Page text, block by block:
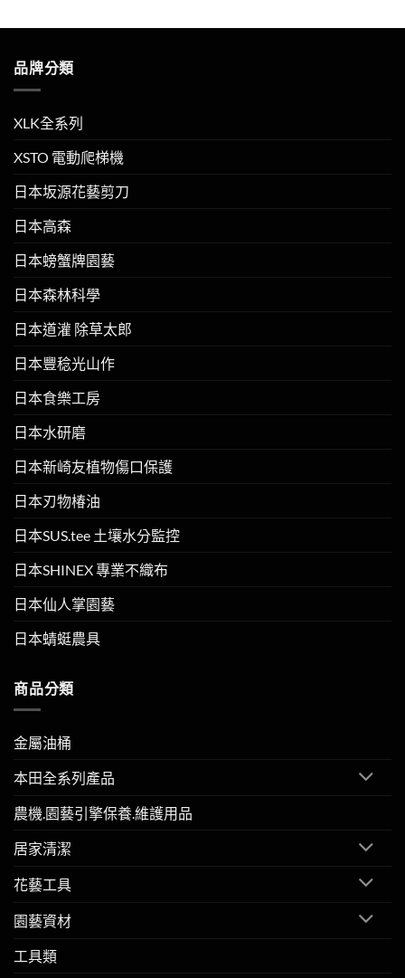
品牌分類
XLK全系列
XSTO 電動爬梯機
日本坂源花藝剪刀
日本高森
日本螃蟹牌園藝
日本森林科學
日本道灌 除草太郎
日本豐稔光山作
日本食樂工房
日本水研磨
日本新崎友植物傷口保護
日本刃物椿油
日本SUS.tee 土壤水分監控
日本SHINEX 專業不織布
日本仙人掌園藝
日本蜻蜓農具
商品分類
金屬油桶
本田全系列產品
農機.園藝引擎保養.維護用品
居家清潔
花藝工具
園藝資材
工具類